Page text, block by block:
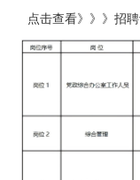
点击查看》》》招